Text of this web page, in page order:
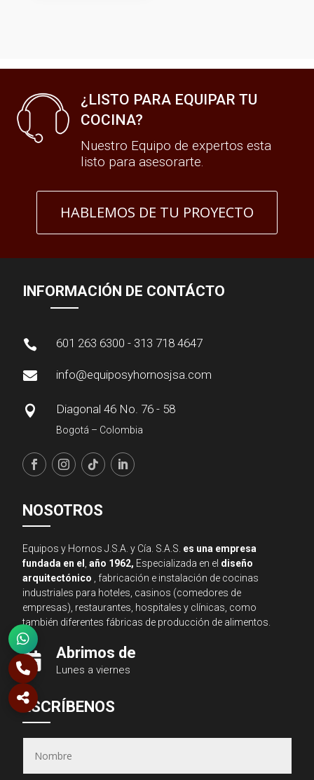
¿LISTO PARA EQUIPAR TU
COCINA?
Nuestro Equipo de expertos esta
listo para asesorarte.
HABLEMOS DE TU PROYECTO
INFORMACIÓN DE CONTÁCTO
 601 263 6300 - 313 718 4647
 info@equiposyhornosjsa.com
 Diagonal 46 No. 76 - 58
Bogotá – Colombia
NOSOTROS
Equipos y Hornos J.S.A. y Cía. S.A.S. es una empresa
fundada en el ,año 1962, Especializada en el diseño
arquitectónico , fabricación e instalación de cocinas
industriales para hoteles, casinos (comedores de
empresas), restaurantes, hospitales y clínicas, como
también diferentes fábricas de producción de alimentos.
 Abrimos de
Lunes a viernes
ESCRÍBENOS
● En línea ahora